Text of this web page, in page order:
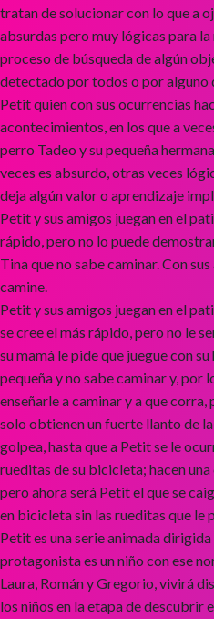
tratan de solucionar con lo que a
absurdas pero muy lógicas para
proceso de búsqueda de algún
detectado por todos o por alguno
Petit quien con sus ocurrencias
acontecimientos, en los que a
perro Tadeo y su pequeña
veces es absurdo, otras veces
deja algún valor o aprendizaje
Petit y sus amigos juegan en el
rápido, pero no lo puede
Tina que no sabe caminar. Con
camine.
Petit y sus amigos juegan en el
se cree el más rápido, pero no le
su mamá le pide que juegue con
pequeña y no sabe caminar y, por
enseñarle a caminar y a que
solo obtienen un fuerte llanto de la
golpea, hasta que a Petit se le
rueditas de su bicicleta; hacen
pero ahora será Petit el que se
en bicicleta sin las rueditas que le
Petit es una serie animada
protagonista es un niño con ese
Laura, Román y Gregorio, vivirá
los niños en la etapa de descubrir